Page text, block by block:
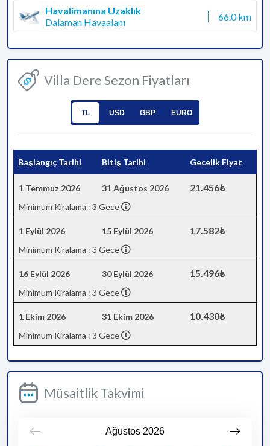
Havalimanına Uzaklık
Dalaman Havaalanı
66.0 km
Villa Dere Sezon Fiyatları
TL USD GBP EURO
Başlangıç Tarihi Bitiş Tarihi Gecelik Fiyat
1 Temmuz 2026 31 Ağustos 2026 21.456₺
Minimum Kiralama : 3 Gece
1 Eylül 2026 15 Eylül 2026 17.582₺
Minimum Kiralama : 3 Gece
16 Eylül 2026 30 Eylül 2026 15.496₺
Minimum Kiralama : 3 Gece
1 Ekim 2026 31 Ekim 2026 10.430₺
Minimum Kiralama : 3 Gece
Müsaitlik Takvimi
Ağustos 2026